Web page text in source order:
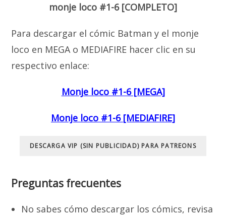
monje loco #1-6 [COMPLETO]
Para descargar el cómic Batman y el monje
loco en MEGA o MEDIAFIRE hacer clic en su
respectivo enlace:
Monje loco #1-6 [MEGA]
Monje loco #1-6 [MEDIAFIRE]
DESCARGA VIP (SIN PUBLICIDAD) PARA PATREONS
Preguntas frecuentes
No sabes cómo descargar los cómics, revisa